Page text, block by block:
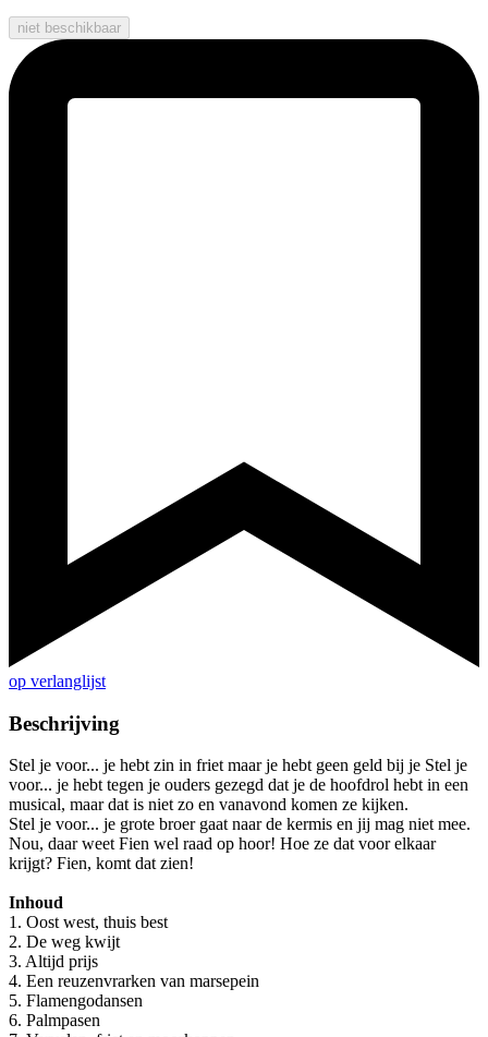
niet beschikbaar
op verlanglijst
Beschrijving
Stel je voor... je hebt zin in friet maar je hebt geen geld bij je Stel je
voor... je hebt tegen je ouders gezegd dat je de hoofdrol hebt in een
musical, maar dat is niet zo en vanavond komen ze kijken.
Stel je voor... je grote broer gaat naar de kermis en jij mag niet mee.
Nou, daar weet Fien wel raad op hoor! Hoe ze dat voor elkaar
krijgt? Fien, komt dat zien!
Inhoud
1. Oost west, thuis best
2. De weg kwijt
3. Altijd prijs
4. Een reuzenvrarken van marsepein
5. Flamengodansen
6. Palmpasen